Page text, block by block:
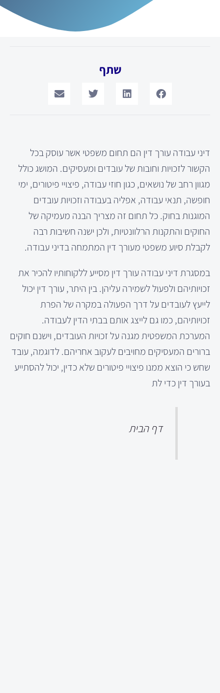
שתף
דיני עבודה עורך דין הם תחום משפטי אשר עוסק בכל
הקשור לזכויות וחובות של עובדים ומעסיקים. המושג כולל
מגוון רחב של נושאים, כגון חוזי עבודה, פיצויי פיטורים, ימי
חופשה, תנאי עבודה, אפליה בעבודה וזכויות עובדים
המוגנות בחוק. כל תחום זה מצריך הבנה מעמיקה של
החוקים והתקנות הרלוונטיות, ולכן ישנה חשיבות רבה
לקבלת סיוע משפטי מעורך דין המתמחה בדיני עבודה.
במסגרת דיני עבודה עורך דין מסייע ללקוחותיו להכיר את
זכויותיהם ולפעול לשמירה עליהן. בין היתר, עורך דין יכול
לייעץ לעובדים על דרך הפעולה במקרה של הפרת
זכויותיהם, כמו גם לייצג אותם בבתי הדין לעבודה.
המערכת המשפטית מגנה על זכויות העובדים, וישנם חוקים
ברורים המעסיקים מחויבים לעקוב אחריהם. לדוגמה, עובד
שחש כי הוצא ממנו פיצויי פיטורים שלא כדין, יכול להסתייע
בעורך דין כדי לת
דף הבית